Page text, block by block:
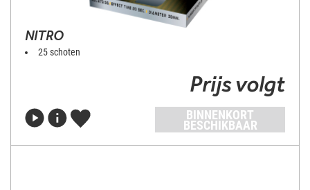
NITRO
25 schoten
Prijs volgt
BINNENKORT
BESCHIKBAAR